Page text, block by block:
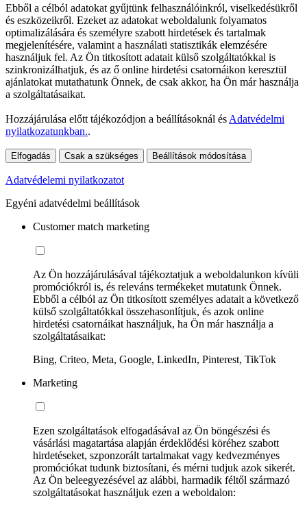
Ebből a célból adatokat gyűjtünk felhasználóinkról, viselkedésükről
és eszközeikről. Ezeket az adatokat weboldalunk folyamatos
optimalizálására és személyre szabott hirdetések és tartalmak
megjelenítésére, valamint a használati statisztikák elemzésére
használjuk fel. Az Ön titkosított adatait külső szolgáltatókkal is
szinkronizálhatjuk, és az ő online hirdetési csatornáikon keresztül
ajánlatokat mutathatunk Önnek, de csak akkor, ha Ön már használja
a szolgáltatásaikat.
Hozzájárulása előtt tájékozódjon a beállításoknál és Adatvédelmi
nyilatkozatunkban..
Elfogadás Csak a szükséges Beállítások módosítása
Adatvédelemi nyilatkozatot
Egyéni adatvédelmi beállítások
Customer match marketing
Az Ön hozzájárulásával tájékoztatjuk a weboldalunkon kívüli
promóciókról is, és releváns termékeket mutatunk Önnek.
Ebből a célból az Ön titkosított személyes adatait a következő
külső szolgáltatókkal összehasonlítjuk, és azok online
hirdetési csatornáikat használjuk, ha Ön már használja a
szolgáltatásaikat:
Bing, Criteo, Meta, Google, LinkedIn, Pinterest, TikTok
Marketing
Ezen szolgáltatások elfogadásával az Ön böngészési és
vásárlási magatartása alapján érdeklődési köréhez szabott
hirdetéseket, szponzorált tartalmakat vagy kedvezményes
promóciókat tudunk biztosítani, és mérni tudjuk azok sikerét.
Az Ön beleegyezésével az alábbi, harmadik féltől származó
szolgáltatásokat használjuk ezen a weboldalon: